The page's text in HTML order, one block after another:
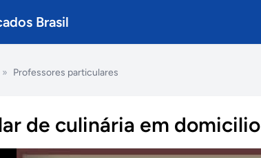
Brasil
» Professores particulares
de culinária em domicilio